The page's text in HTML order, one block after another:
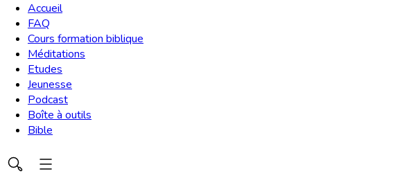
Accueil
FAQ
Cours formation biblique
Méditations
Etudes
Jeunesse
Podcast
Boîte à outils
Bible